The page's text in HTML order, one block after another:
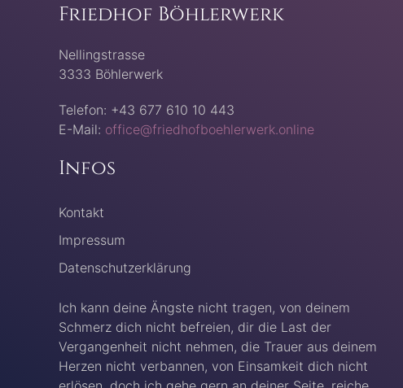
Friedhof Böhlerwerk
Nellingstrasse
3333 Böhlerwerk
Telefon: +43 677 610 10 443
E-Mail: office@friedhofboehlerwerk.online
Infos
Kontakt
Impressum
Datenschutzerklärung
Ich kann deine Ängste nicht tragen, von deinem
Schmerz dich nicht befreien, dir die Last der
Vergangenheit nicht nehmen, die Trauer aus deinem
Herzen nicht verbannen, von Einsamkeit dich nicht